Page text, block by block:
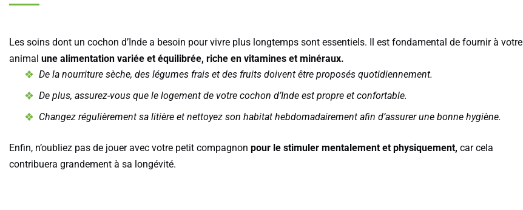
Les soins dont un cochon d’Inde a besoin pour vivre plus longtemps sont essentiels. Il est fondamental de fournir à votre
animal une alimentation variée et équilibrée, riche en vitamines et minéraux.
De la nourriture sèche, des légumes frais et des fruits doivent être proposés quotidiennement.
De plus, assurez-vous que le logement de votre cochon d’Inde est propre et confortable.
Changez régulièrement sa litière et nettoyez son habitat hebdomadairement afin d’assurer une bonne hygiène.
Enfin, n’oubliez pas de jouer avec votre petit compagnon pour le stimuler mentalement et physiquement, car cela
contribuera grandement à sa longévité.